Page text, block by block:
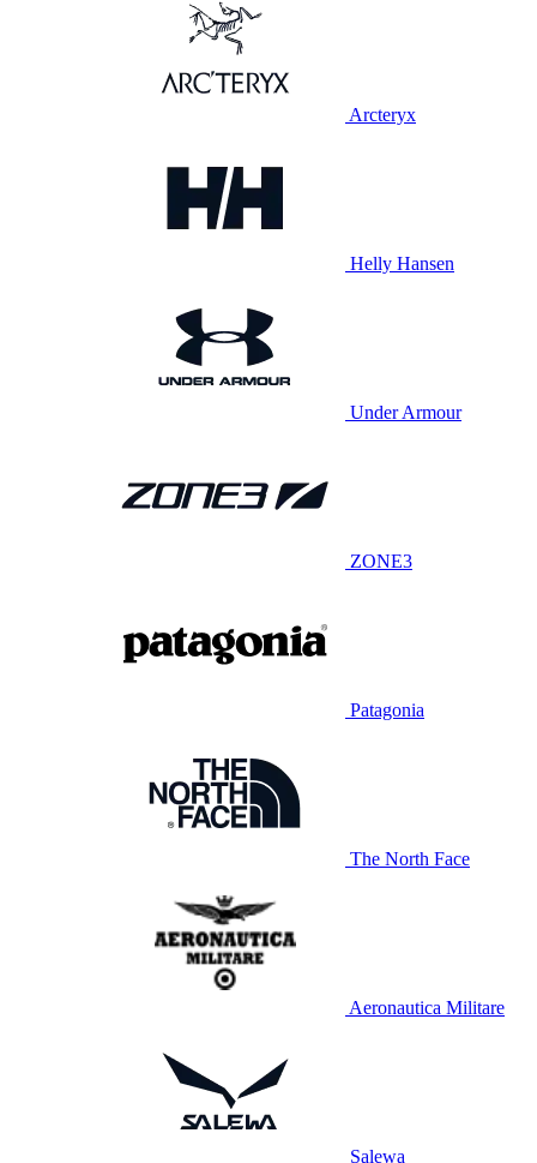
Arcteryx
Helly Hansen
Under Armour
ZONE3
Patagonia
The North Face
Aeronautica Militare
Salewa